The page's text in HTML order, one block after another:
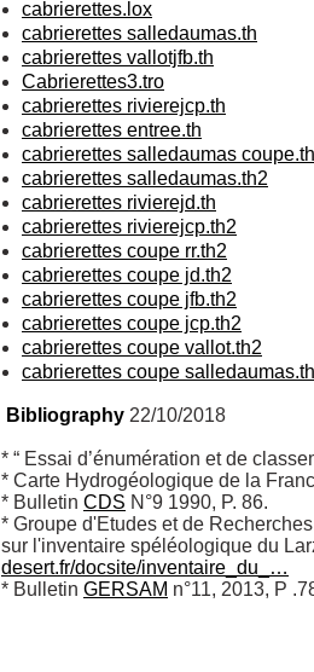
cabrierettes.lox
cabrierettes salledaumas.th
cabrierettes vallotjfb.th
Cabrierettes3.tro
cabrierettes rivierejcp.th
cabrierettes entree.th
cabrierettes salledaumas coupe.th
cabrierettes salledaumas.th2
cabrierettes rivierejd.th
cabrierettes rivierejcp.th2
cabrierettes coupe rr.th2
cabrierettes coupe jd.th2
cabrierettes coupe jfb.th2
cabrierettes coupe jcp.th2
cabrierettes coupe vallot.th2
cabrierettes coupe
Bibliography 22/10/2018
* “ Essai d’énumération et de
* Carte Hydrogéologique de la
* Bulletin CDS N°9 1990, P. 86.
* Groupe d'Etudes et de
sur l'inventaire spéléologique du
desert.fr/docsite/inventaire_du_…
* Bulletin GERSAM n°11, 2013, P